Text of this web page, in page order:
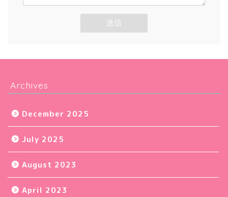
Archives
December 2025
July 2025
August 2023
April 2023